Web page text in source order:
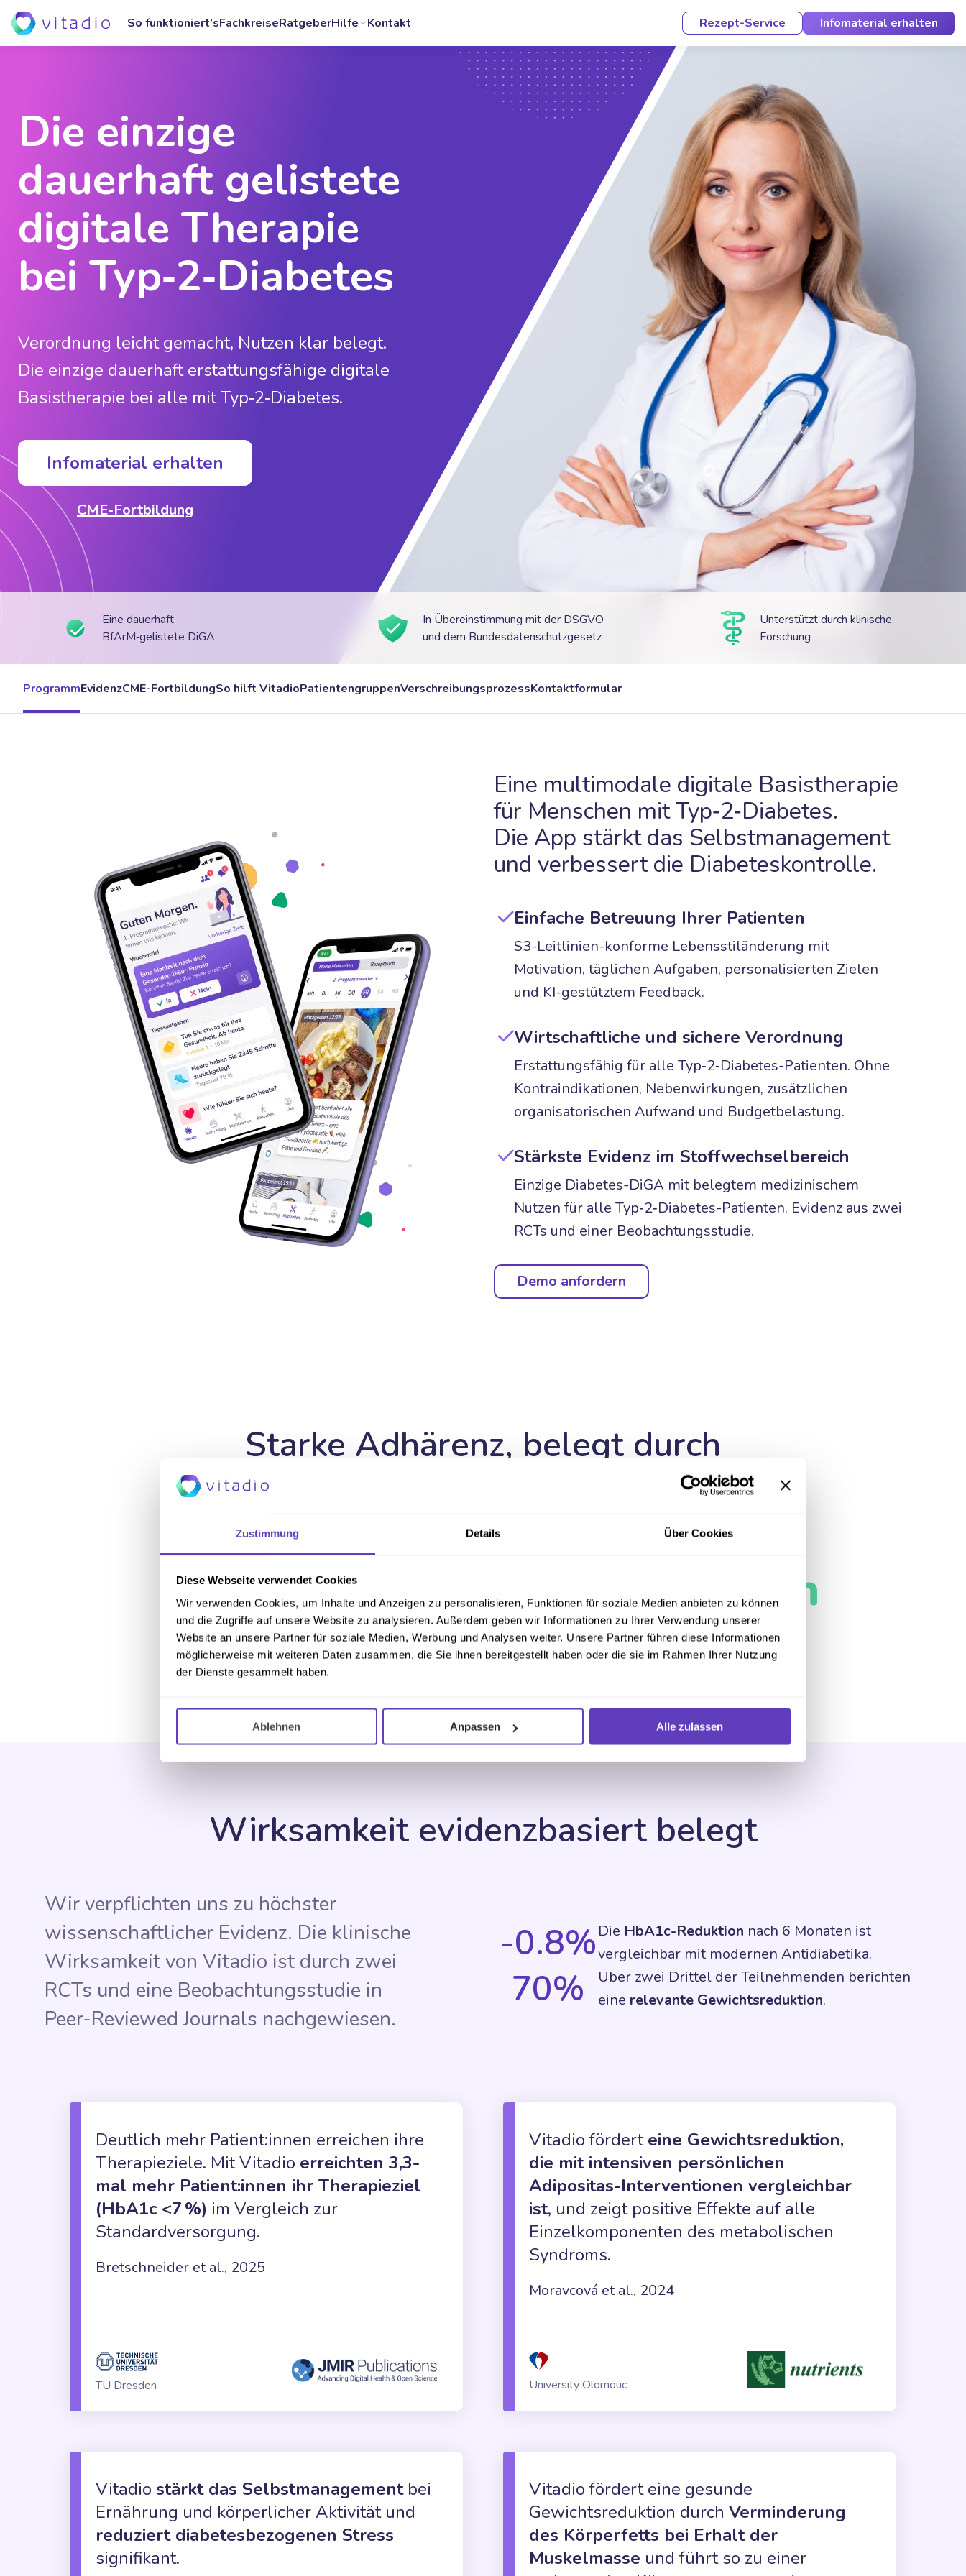
Zustimmung Details Über Cookies
Diese Webseite verwendet Cookies
Wir verwenden Cookies, um Inhalte und Anzeigen zu personalisieren, Funktionen für soziale Medien anbieten zu können
und die Zugriffe auf unsere Website zu analysieren. Außerdem geben wir Informationen zu Ihrer Verwendung unserer
Website an unsere Partner für soziale Medien, Werbung und Analysen weiter. Unsere Partner führen diese Informationen
möglicherweise mit weiteren Daten zusammen, die Sie ihnen bereitgestellt haben oder die sie im Rahmen Ihrer Nutzung
der Dienste gesammelt haben.
Ablehnen Anpassen Alle zulassen
So funktioniert’sFachkreiseRatgeberHilfeexpand_moreKontakt Rezept-Service Infomaterial erhalten
Die einzige
dauerhaft gelistete
digitale Therapie
bei Typ‑2‑Diabetes
Verordnung leicht gemacht, Nutzen klar belegt.
Die einzige dauerhaft erstattungsfähige digitale
Basistherapie bei alle mit Typ‑2‑Diabetes.
Infomaterial erhalten
CME-Fortbildung
Eine dauerhaft
BfArM‑gelistete DiGA
In Übereinstimmung mit der DSGVO
und dem Bundesdatenschutzgesetz
Unterstützt durch klinische
Forschung
ProgrammEvidenzCME-FortbildungSo hilft VitadioPatientengruppenVerschreibungsprozessKontaktformular
Eine multimodale digitale Basistherapie
für Menschen mit Typ‑2‑Diabetes.
Die App stärkt das Selbstmanagement
und verbessert die Diabeteskontrolle.
Einfache Betreuung Ihrer Patienten
S3-Leitlinien-konforme Lebensstiländerung mit
Motivation, täglichen Aufgaben, personalisierten Zielen
und KI-gestütztem Feedback.
Wirtschaftliche und sichere Verordnung
Erstattungsfähig für alle Typ‑2‑Diabetes-Patienten. Ohne
Kontraindikationen, Nebenwirkungen, zusätzlichen
organisatorischen Aufwand und Budgetbelastung.
Stärkste Evidenz im Stoffwechselbereich
Einzige Diabetes-DiGA mit belegtem medizinischem
Nutzen für alle Typ‑2‑Diabetes-Patienten. Evidenz aus zwei
RCTs und einer Beobachtungsstudie.
Demo anfordern
Starke Adhärenz, belegt durch
Tausende von Nutzenden
70%
nutzen die App
mindestens 3 Monate
48%
loggen sich täglich ein
(häufiger als bei LinkedIn)
100min
Durchschnittliche
Nutzungszeit pro Monat
Wirksamkeit evidenzbasiert belegt
Wir verpflichten uns zu höchster
wissenschaftlicher Evidenz. Die klinische
Wirksamkeit von Vitadio ist durch zwei
RCTs und eine Beobachtungsstudie in
Peer-Reviewed Journals nachgewiesen.
-0.8% Die HbA1c-Reduktion nach 6 Monaten ist
vergleichbar mit modernen Antidiabetika.
70%
Über zwei Drittel der Teilnehmenden berichten
eine relevante Gewichtsreduktion.
Deutlich mehr Patient:innen erreichen ihre
Therapieziele. Mit Vitadio erreichten 3,3-
mal mehr Patient:innen ihr Therapieziel
(HbA1c <7 %) im Vergleich zur
Standardversorgung.
Bretschneider et al., 2025
TU Dresden
Vitadio förderteine Gewichtsreduktion,
die mit intensiven persönlichen
Adipositas-Interventionen vergleichbar
ist, und zeigt positive Effekte auf alle
Einzelkomponenten des metabolischen
Syndroms.
Moravcová et al., 2024
University Olomouc
Vitadio stärkt das Selbstmanagementbei
Ernährung und körperlicher Aktivität und
reduziert diabetesbezogenen Stress
signifikant.
Vitadio fördert eine gesunde
Gewichtsreduktion durch Verminderung
des Körperfetts bei Erhalt der
Muskelmasse und führt so zu einer